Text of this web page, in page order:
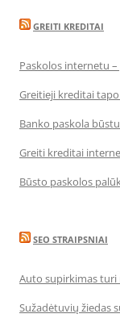
GREITI KREDITAI
Paskolos internetu
Greitieji kreditai
Banko paskola
Greiti kreditai
Būsto paskolos
SEO STRAIPSNIAI
Auto supirkimas turi
Sužadėtuvių žiedas